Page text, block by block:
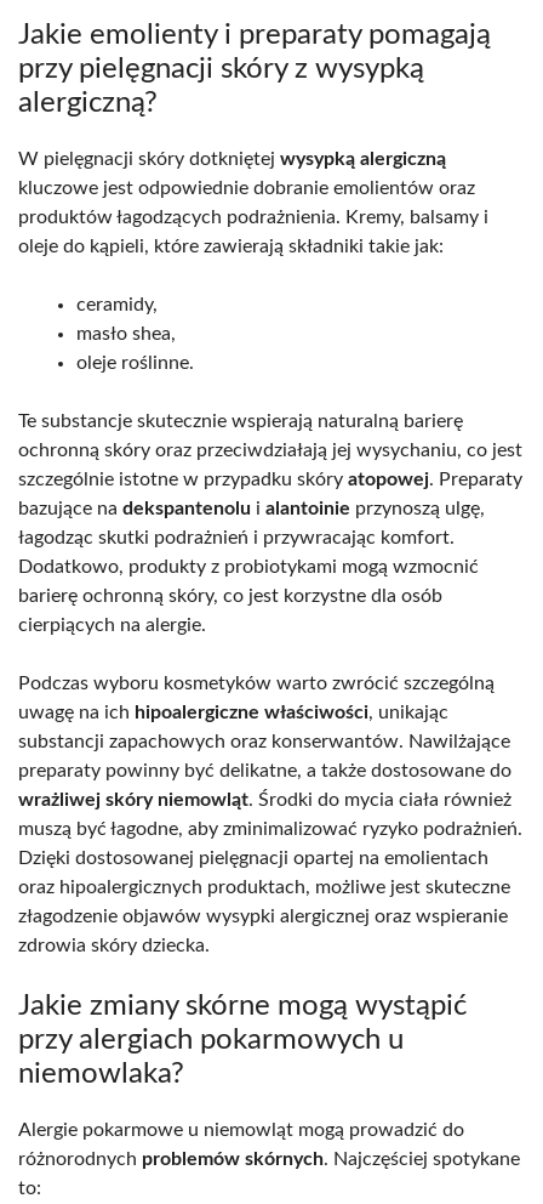
Jakie emolienty i preparaty pomagają
przy pielęgnacji skóry z wysypką
alergiczną?
W pielęgnacji skóry dotkniętej wysypką alergiczną
kluczowe jest odpowiednie dobranie emolientów oraz
produktów łagodzących podrażnienia. Kremy, balsamy i
oleje do kąpieli, które zawierają składniki takie jak:
ceramidy,
masło shea,
oleje roślinne.
Te substancje skutecznie wspierają naturalną barierę
ochronną skóry oraz przeciwdziałają jej wysychaniu, co jest
szczególnie istotne w przypadku skóry atopowej. Preparaty
bazujące na dekspantenolu i alantoinie przynoszą ulgę,
łagodząc skutki podrażnień i przywracając komfort.
Dodatkowo, produkty z probiotykami mogą wzmocnić
barierę ochronną skóry, co jest korzystne dla osób
cierpiących na alergie.
Podczas wyboru kosmetyków warto zwrócić szczególną
uwagę na ich hipoalergiczne właściwości, unikając
substancji zapachowych oraz konserwantów. Nawilżające
preparaty powinny być delikatne, a także dostosowane do
wrażliwej skóry niemowląt. Środki do mycia ciała również
muszą być łagodne, aby zminimalizować ryzyko podrażnień.
Dzięki dostosowanej pielęgnacji opartej na emolientach
oraz hipoalergicznych produktach, możliwe jest skuteczne
złagodzenie objawów wysypki alergicznej oraz wspieranie
zdrowia skóry dziecka.
Jakie zmiany skórne mogą wystąpić
przy alergiach pokarmowych u
niemowlaka?
Alergie pokarmowe u niemowląt mogą prowadzić do
różnorodnych problemów skórnych. Najczęściej spotykane
to: